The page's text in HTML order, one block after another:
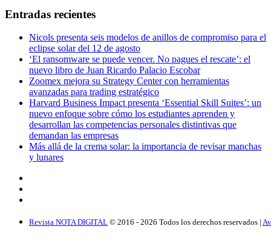
Entradas recientes
Nicols presenta seis modelos de anillos de compromiso para el
eclipse solar del 12 de agosto
‘El ransomware se puede vencer. No pagues el rescate’: el
nuevo libro de Juan Ricardo Palacio Escobar
Zoomex mejora su Strategy Center con herramientas
avanzadas para trading estratégico
Harvard Business Impact presenta ‘Essential Skill Suites’: un
nuevo enfoque sobre cómo los estudiantes aprenden y
desarrollan las competencias personales distintivas que
demandan las empresas
Más allá de la crema solar: la importancia de revisar manchas
y lunares
Revista NOTA DIGITAL © 2016 - 2026 Todos los derechos reservados |